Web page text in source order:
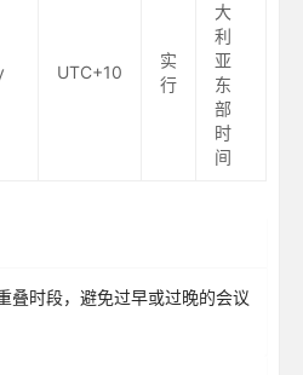
UTC+10
实
行
大
利
亚
东
部
时
间
叠时段，避免过早或过晚的会议